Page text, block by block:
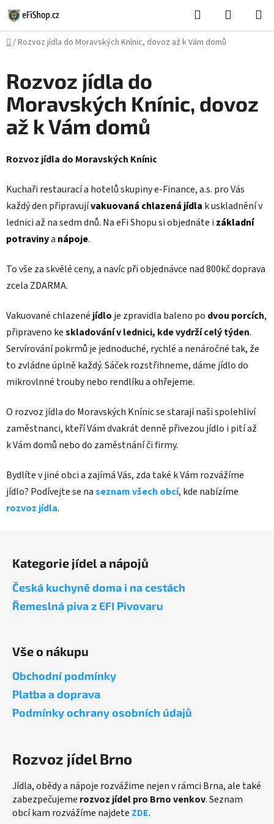
Přejít
na
obsah
Hledat
KOŠÍK
Domů
/Rozvoz jídla do Moravských Knínic, dovoz až k Vám domů
Rozvoz jídla do
Moravských Knínic, dovoz
až k Vám domů
Rozvoz jídla do Moravských Knínic
Kuchaři restaurací a hotelů skupiny e-Finance, a.s. pro Vás
každý den připravujívakuovaná chlazená jídla k uskladnění v
lednici až na sedm dnů. Na eFi Shopu si objednáte i základní
potravinya nápoje.
To vše za skvělé ceny, a navíc při objednávce nad 800kč doprava
zcela ZDARMA.
Vakuované chlazené jídlo je zpravidla baleno po dvou porcích,
připraveno keskladování v lednici, kde vydrží celý týden.
Servírování pokrmů je jednoduché, rychlé a nenáročné tak, že
to zvládne úplně každý. Sáček rozstřihneme, dáme jídlo do
mikrovlnné trouby nebo rendlíku a ohřejeme.
O rozvoz jídla do Moravských Knínic se starají naši spolehliví
zaměstnanci, kteří Vám dvakrát denně přivezou jídlo i pití až
k Vám domů nebo do zaměstnání či firmy.
Bydlíte v jiné obci a zajímá Vás, zda také k Vám rozvážíme
jídlo? Podívejte se naseznam všech obcí, kde nabízíme
rozvoz jídla.
Kategorie jídel a nápojů
Česká kuchyně doma i na cestách
Řemeslná piva z EFI Pivovaru
Vše o nákupu
Obchodní podmínky
Platba a doprava
Podmínky ochrany osobních údajů
Rozvoz jídel Brno
Jídla, obědy a nápoje rozvážime nejen v rámci Brna, ale také
zabezpečujeme rozvoz jídel pro Brno venkov. Seznam
obcí kam rozvážíme najdete ZDE.